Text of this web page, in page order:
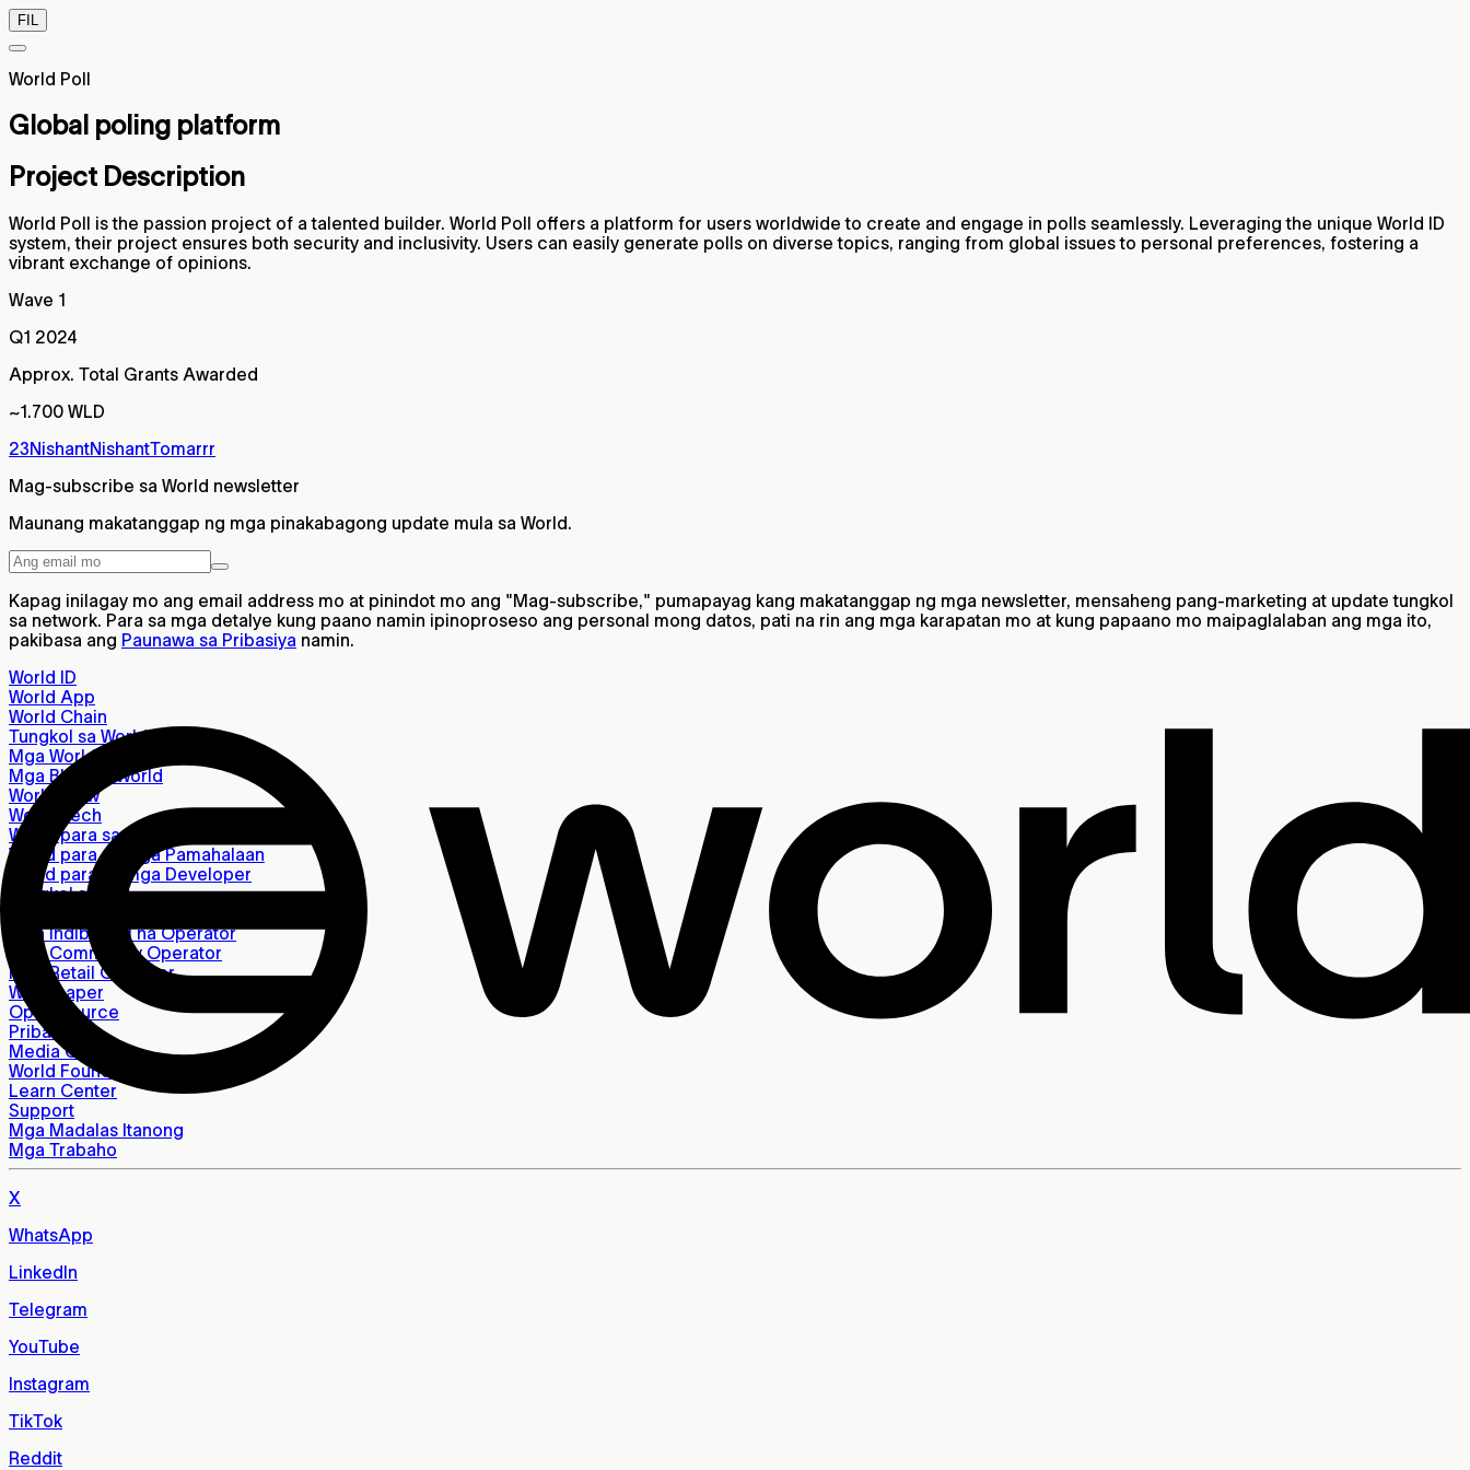
FIL
World Poll
Global poling platform
Project Description
World Poll is the passion project of a talented builder. World Poll offers a platform for users worldwide to create and engage in polls seamlessly. Leveraging the unique World ID
system, their project ensures both security and inclusivity. Users can easily generate polls on diverse topics, ranging from global issues to personal preferences, fostering a
vibrant exchange of opinions.
Wave 1
Q1 2024
Approx. Total Grants Awarded
~1.700 WLD
23NishantNishantTomarrr
Mag-subscribe sa World newsletter
Maunang makatanggap ng mga pinakabagong update mula sa World.
Kapag inilagay mo ang email address mo at pinindot mo ang "Mag-subscribe," pumapayag kang makatanggap ng mga newsletter, mensaheng pang-marketing at update tungkol
sa network. Para sa mga detalye kung paano namin ipinoproseso ang personal mong datos, pati na rin ang mga karapatan mo at kung papaano mo maipaglalaban ang mga ito,
pakibasa ang Paunawa sa Pribasiya namin.
World ID
World App
World Chain
Tungkol sa World
Mga World Flagship Location
Mga Blog ng World
World View
World Tech
World para sa mga Kumpanya
World para sa mga Pamahalaan
World para sa mga Developer
Tungkol sa Orb
Mga Indibidwal na Operator
Mga Community Operator
Mga Retail Operator
Whitepaper
Open Source
Pribasiya
Media Center
World Foundation
Learn Center
Support
Mga Madalas Itanong
Mga Trabaho
X
WhatsApp
LinkedIn
Telegram
YouTube
Instagram
TikTok
Reddit